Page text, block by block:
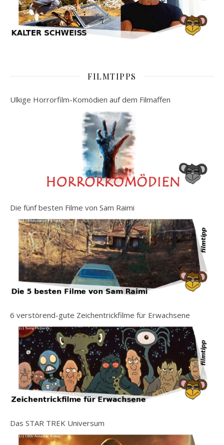
FILMTIPPS
Ulkige Horrorfilm-Komödien auf dem Filmaffen
Die fünf besten Filme von Sam Raimi
6 verstörend-gute Zeichentrickfilme für Erwachsene
Das STAR TREK Universum